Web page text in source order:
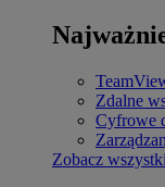
Zdalne
Cyfrowe
Zobacz